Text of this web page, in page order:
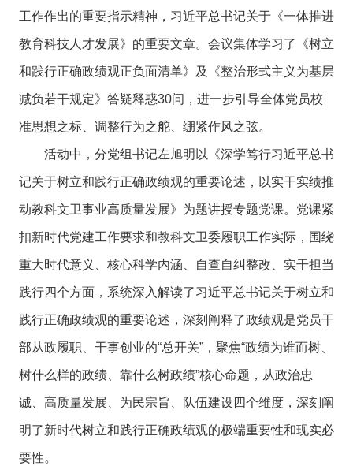
工作作出的重要指示精神，习近平总书记关于《一体推进
教育科技人才发展》的重要文章。会议集体学习了《树立
和践行正确政绩观正负面清单》及《整治形式主义为基层
减负若干规定》答疑释惑30问，进一步引导全体党员校
准思想之标、调整行为之舵、绷紧作风之弦。
活动中，分党组书记左旭明以《深学笃行习近平总书
记关于树立和践行正确政绩观的重要论述，以实干实绩推
动教科文卫事业高质量发展》为题讲授专题党课。党课紧
扣新时代党建工作要求和教科文卫委履职工作实际，围绕
重大时代意义、核心科学内涵、自查自纠整改、实干担当
践行四个方面，系统深入解读了习近平总书记关于树立和
践行正确政绩观的重要论述，深刻阐释了政绩观是党员干
部从政履职、干事创业的“总开关”，聚焦“政绩为谁而树、
树什么样的政绩、靠什么树政绩”核心命题，从政治忠
诚、高质量发展、为民宗旨、队伍建设四个维度，深刻阐
明了新时代树立和践行正确政绩观的极端重要性和现实必
要性。